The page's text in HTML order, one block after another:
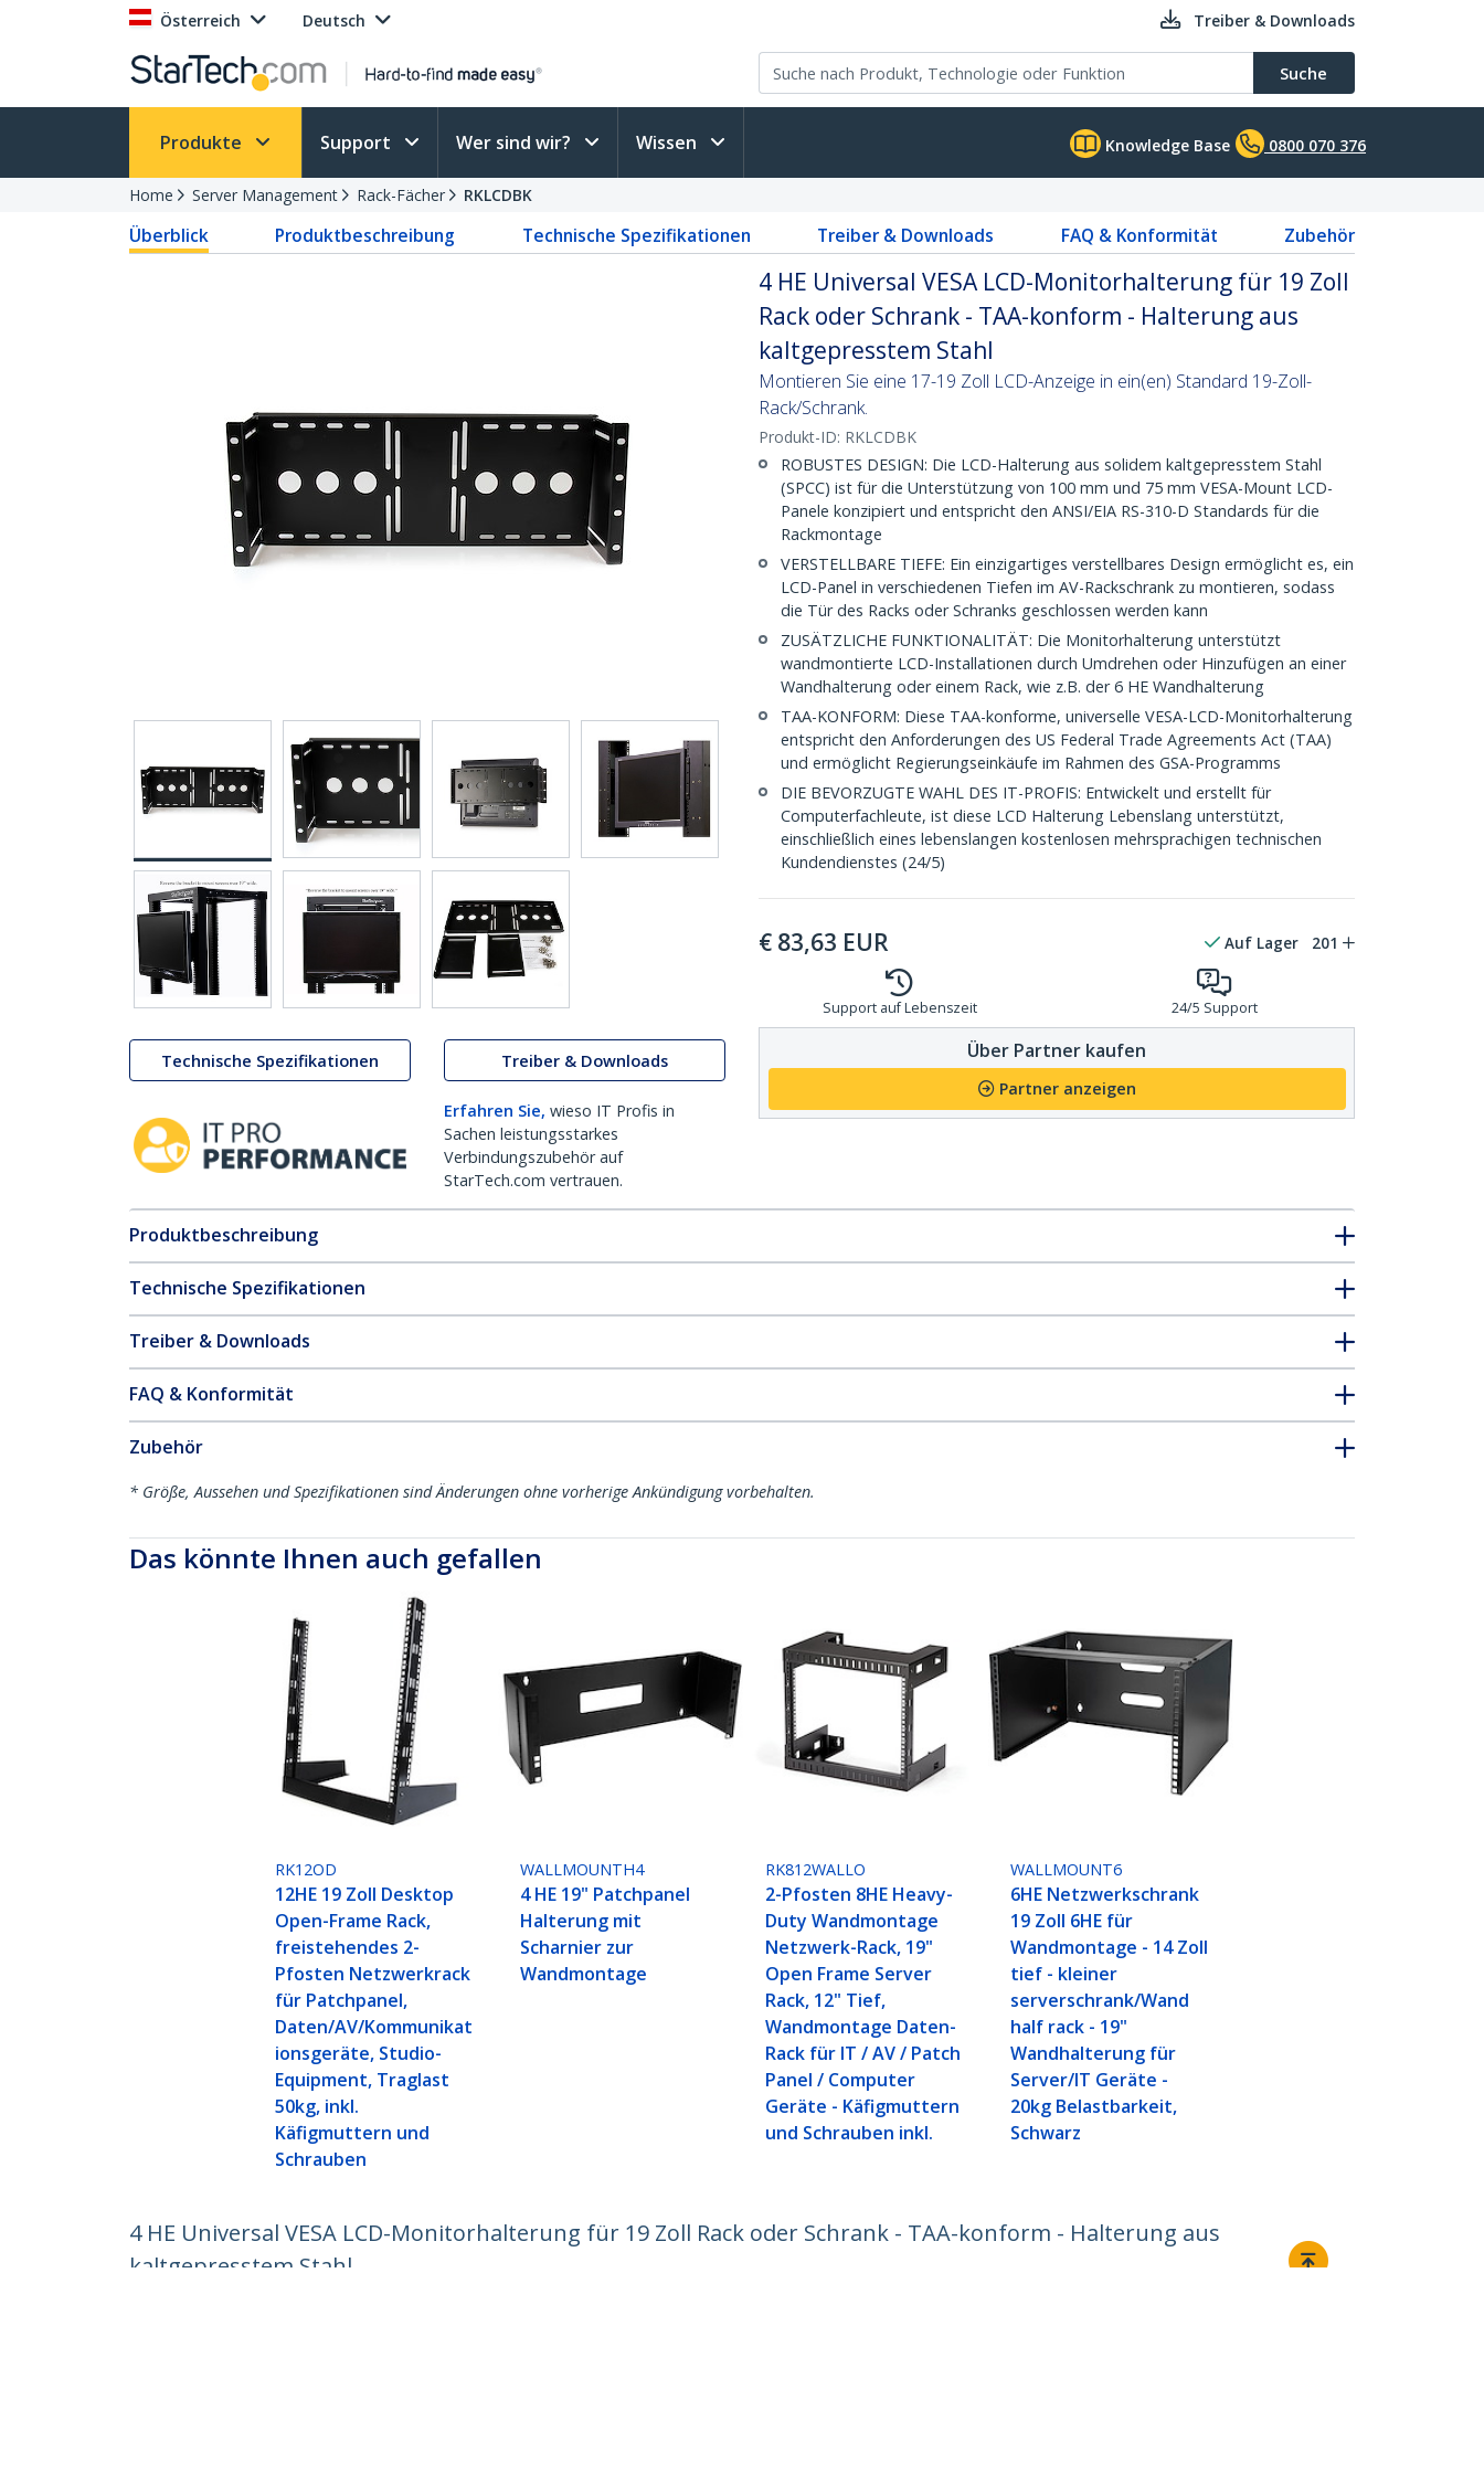
Österreich Deutsch Treiber & Downloads
Suche
Produkte Support Wer sind wir? Wissen Knowledge Base 0800 070 376
Home Server Management Rack-Fächer RKLCDBK
Überblick Produktbeschreibung Technische Spezifikationen Treiber & Downloads FAQ & Konformität Zubehör
Technische Spezifikationen Treiber & Downloads
Erfahren Sie, wieso IT Profis in
Sachen leistungsstarkes
Verbindungszubehör auf
StarTech.com vertrauen.
4 HE Universal VESA LCD-Monitorhalterung für 19 Zoll
Rack oder Schrank - TAA-konform - Halterung aus
kaltgepresstem Stahl
Montieren Sie eine 17-19 Zoll LCD-Anzeige in ein(en) Standard 19-Zoll-
Rack/Schrank.
Produkt-ID: RKLCDBK
ROBUSTES DESIGN: Die LCD-Halterung aus solidem kaltgepresstem Stahl
(SPCC) ist für die Unterstützung von 100 mm und 75 mm VESA-Mount LCD-
Panele konzipiert und entspricht den ANSI/EIA RS-310-D Standards für die
Rackmontage
VERSTELLBARE TIEFE: Ein einzigartiges verstellbares Design ermöglicht es, ein
LCD-Panel in verschiedenen Tiefen im AV-Rackschrank zu montieren, sodass
die Tür des Racks oder Schranks geschlossen werden kann
ZUSÄTZLICHE FUNKTIONALITÄT: Die Monitorhalterung unterstützt
wandmontierte LCD-Installationen durch Umdrehen oder Hinzufügen an einer
Wandhalterung oder einem Rack, wie z.B. der 6 HE Wandhalterung
TAA-KONFORM: Diese TAA-konforme, universelle VESA-LCD-Monitorhalterung
entspricht den Anforderungen des US Federal Trade Agreements Act (TAA)
und ermöglicht Regierungseinkäufe im Rahmen des GSA-Programms
DIE BEVORZUGTE WAHL DES IT-PROFIS: Entwickelt und erstellt für
Computerfachleute, ist diese LCD Halterung Lebenslang unterstützt,
einschließlich eines lebenslangen kostenlosen mehrsprachigen technischen
Kundendienstes (24/5)
€ 83,63 EUR Auf Lager 201
Support auf Lebenszeit 24/5 Support
Über Partner kaufen
Partner anzeigen
Produktbeschreibung
Technische Spezifikationen
Treiber & Downloads
FAQ & Konformität
Zubehör
* Größe, Aussehen und Spezifikationen sind Änderungen ohne vorherige Ankündigung vorbehalten.
Das könnte Ihnen auch gefallen
RK12OD
12HE 19 Zoll Desktop
Open-Frame Rack,
freistehendes 2-
Pfosten Netzwerkrack
für Patchpanel,
Daten/AV/Kommunikat
ionsgeräte, Studio-
Equipment, Traglast
50kg, inkl.
Käfigmuttern und
Schrauben
WALLMOUNTH4
4 HE 19" Patchpanel
Halterung mit
Scharnier zur
Wandmontage
RK812WALLO
2-Pfosten 8HE Heavy-
Duty Wandmontage
Netzwerk-Rack, 19"
Open Frame Server
Rack, 12" Tief,
Wandmontage Daten-
Rack für IT / AV / Patch
Panel / Computer
Geräte - Käfigmuttern
und Schrauben inkl.
WALLMOUNT6
6HE Netzwerkschrank
19 Zoll 6HE für
Wandmontage - 14 Zoll
tief - kleiner
serverschrank/Wand
half rack - 19"
Wandhalterung für
Server/IT Geräte -
20kg Belastbarkeit,
Schwarz
4 HE Universal VESA LCD-Monitorhalterung für 19 Zoll Rack oder Schrank - TAA-konform - Halterung aus
kaltgepresstem Stahl